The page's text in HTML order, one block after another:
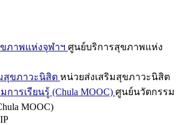
ภาพแห่งจุฬาฯ ศูนย์บริการสุขภาพแห่ง
สุขภาวะนิสิต หน่วยส่งเสริมสุขภาวะนิสิต
ารเรียนรู้ (Chula MOOC) ศูนย์นวัตกรรม
MOOC)